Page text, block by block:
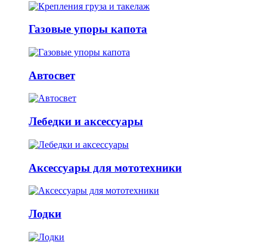
Газовые упоры капота
Автосвет
Лебедки и аксессуары
Аксессуары для мототехники
Лодки